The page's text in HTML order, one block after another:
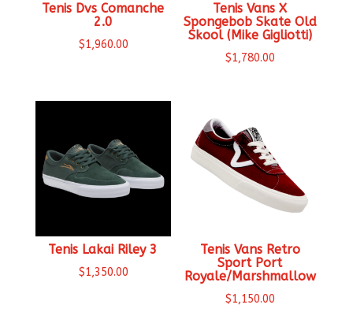
Tenis Dvs Comanche
2.0
$1,960.00
Tenis Vans X
Spongebob Skate Old
Skool (Mike Gigliotti)
$1,780.00
Tenis Lakai Riley 3
$1,350.00
Tenis Vans Retro
Sport Port
Royale/Marshmallow
$1,150.00